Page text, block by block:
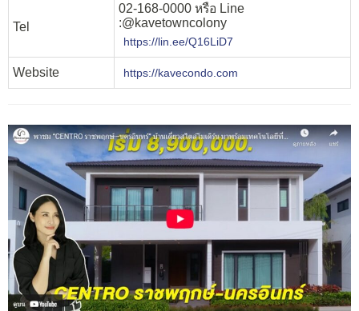
Tel
02-168-0000 หรือ Line
:@kavetowncolony
https://lin.ee/Q16LiD7
Website https://kavecondo.com